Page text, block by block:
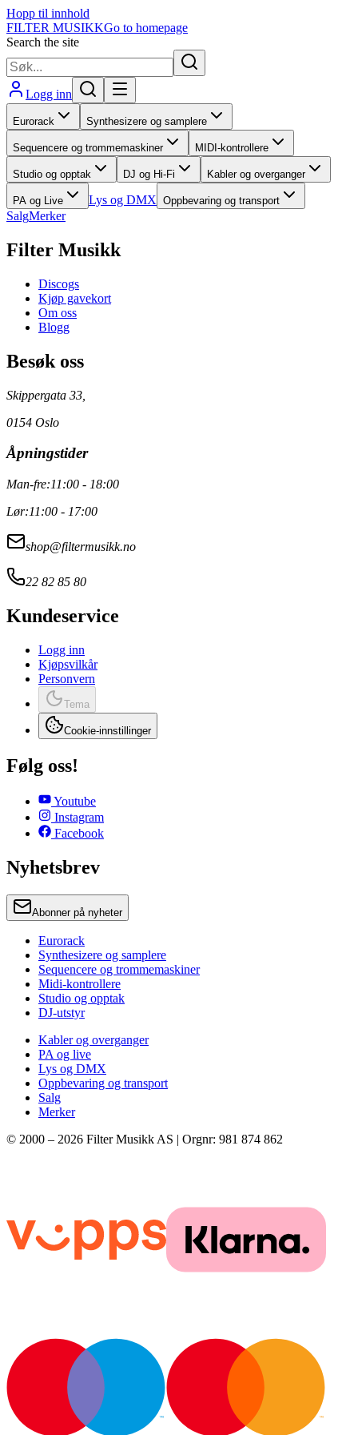
Hopp til innhold
FILTER MUSIKKGo to homepage
Search the site
Logg inn
Eurorack Synthesizere og samplere
Sequencere og trommemaskiner MIDI-kontrollere
Studio og opptak DJ og Hi-Fi Kabler og overganger
PA og Live Lys og DMX Oppbevaring og transport
SalgMerker
Filter Musikk
Discogs
Kjøp gavekort
Om oss
Blogg
Besøk oss
Skippergata 33,
0154 Oslo
Åpningstider
Man-fre:11:00 - 18:00
Lør:11:00 - 17:00
shop@filtermusikk.no
22 82 85 80
Kundeservice
Logg inn
Kjøpsvilkår
Personvern
Tema
Cookie-innstillinger
Følg oss!
Youtube
Instagram
Facebook
Nyhetsbrev
Abonner på nyheter
Eurorack
Synthesizere og samplere
Sequencere og trommemaskiner
Midi-kontrollere
Studio og opptak
DJ-utstyr
Kabler og overganger
PA og live
Lys og DMX
Oppbevaring og transport
Salg
Merker
© 2000 – 2026 Filter Musikk AS | Orgnr: 981 874 862